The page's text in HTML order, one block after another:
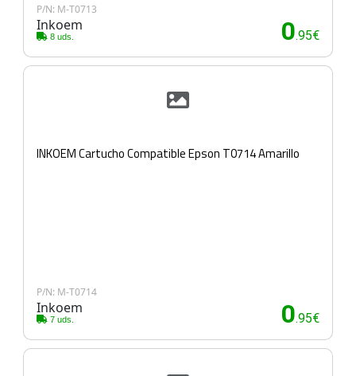
P/N: M-T0713
Inkoem
8 uds. 0.95€
INKOEM Cartucho Compatible Epson T0714 Amarillo
P/N: M-T0714
Inkoem
7 uds. 0.95€